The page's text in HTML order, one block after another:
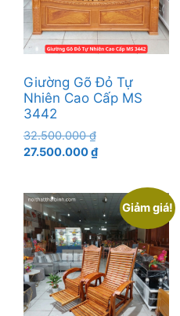
Giường Gõ Đỏ Tự
Nhiên Cao Cấp MS
3442
32.500.000₫Giá
gốc
32.500.000 ₫.
27.500.000₫Giá
là:
27.500.000 ₫.
Giảm giá!